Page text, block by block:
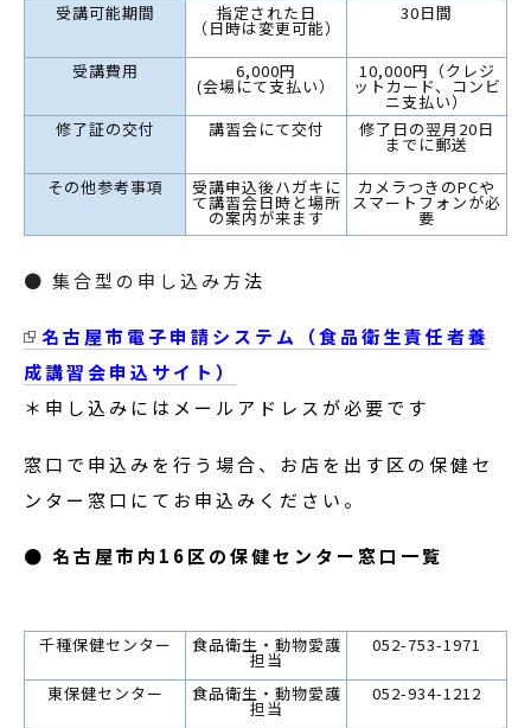
受講可能期間 指定された日
（日時は変更可能）
30日間
受講費用 6,000円
(会場にて支払い）
10,000円（クレジ
ットカード、コンビ
ニ支払い）
修了証の交付
講習会にて交付 修了日の翌月20日
までに郵送
その他参考事項
受講申込後ハガキに
て講習会日時と場所
の案内が来ます
カメラつきのPCや
スマートフォンが必
要
● 集合型の申し込み方法
名古屋市電子申請システム（食品衛生責任者養
成講習会申込サイト）
＊申し込みにはメールアドレスが必要です
窓口で申込みを行う場合、お店を出す区の保健セ
ンター窓口にてお申込みください。
● 名古屋市内16区の保健センター窓口一覧
千種保健センター 食品衛生・動物愛護
担当
052-753-1971
東保健センター 食品衛生・動物愛護
担当
052-934-1212